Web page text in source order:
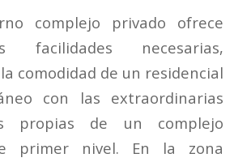
complejo privado ofrece
facilidades necesarias,
comodidad de un residencial
con las extraordinarias
propias de un complejo
primer nivel. En la zona